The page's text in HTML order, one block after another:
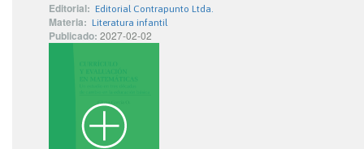
Editorial: Editorial Contrapunto Ltda.
Materia: Literatura infantil
Publicado: 2027-02-02